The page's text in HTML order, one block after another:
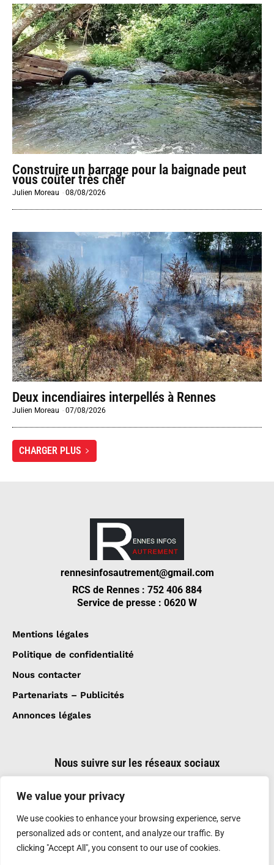
We value your privacy
We use cookies to enhance your browsing experience, serve
personalized ads or content, and analyze our traffic. By
clicking "Accept All", you consent to our use of cookies.
Construire un barrage pour la baignade peut
vous coûter très cher
Julien Moreau -08/08/2026
Deux incendiaires interpellés à Rennes
Julien Moreau -07/08/2026
CHARGER PLUS
rennesinfosautrement@gmail.com
RCS de Rennes : 752 406 884
Service de presse : 0620 W
Mentions légales
Politique de confidentialité
Nous contacter
Partenariats – Publicités
Annonces légales
Nous suivre sur les réseaux sociaux